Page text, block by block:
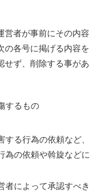
営者が事前にその内容
の各号に掲げる内容を
せず、削除する事があ
するもの
る行為の依頼など、
為の依頼や斡旋などに
者によって承認すべき